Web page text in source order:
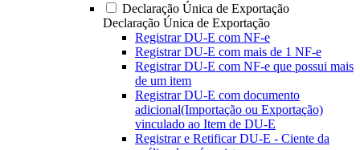
Declaração Única de Exportação
Declaração Única de Exportação
Registrar DU-E com NF-e
Registrar DU-E com mais de 1 NF-e
Registrar DU-E com NF-e que possui mais
de um item
Registrar DU-E com documento
adicional(Importação ou Exportação)
vinculado ao Item de DU-E
Registrar e Retificar DU-E - Ciente da